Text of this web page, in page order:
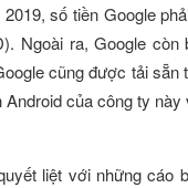
số tiền Google
Ngoài ra, Google còn
cũng được tải sẵn
Android của công ty
liệt với những cáo